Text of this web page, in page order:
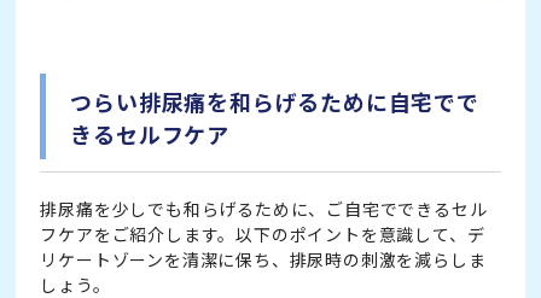
つらい排尿痛を和らげるために自宅でで
きるセルフケア
排尿痛を少しでも和らげるために、ご自宅でできるセル
フケアをご紹介します。以下のポイントを意識して、デ
リケートゾーンを清潔に保ち、排尿時の刺激を減らしま
しょう。